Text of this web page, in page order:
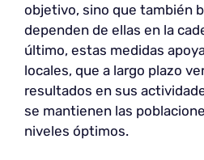
objetivo, sino que también
dependen de ellas en la
último, estas medidas
locales, que a largo plazo
resultados en sus
se mantienen las
niveles óptimos.